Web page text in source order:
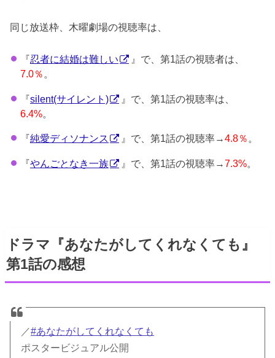
同じ放送枠、木曜劇場の視聴率は、
『忍者に結婚は難しい
』で、第1話の視聴者は、
7.0％ 。
『silent(サイレント)
』で、第1話の視聴率は、
6.4%。
『純愛ディソナンス 』で、第1話の視聴率→4.8％ 。
『やんごとなき一族 』で、第1話の視聴率→7.3%。
ドラマ『あなたがしてくれなくても』
第1話の感想
／#あなたがしてくれなくても
ポスタービジュアル公開